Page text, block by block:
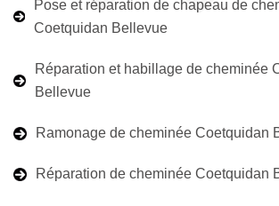
Pose et réparation de chapeau de
Coetquidan Bellevue
Réparation et habillage de cheminée
Bellevue
Ramonage de cheminée Coetquidan
Réparation de cheminée Coetquidan